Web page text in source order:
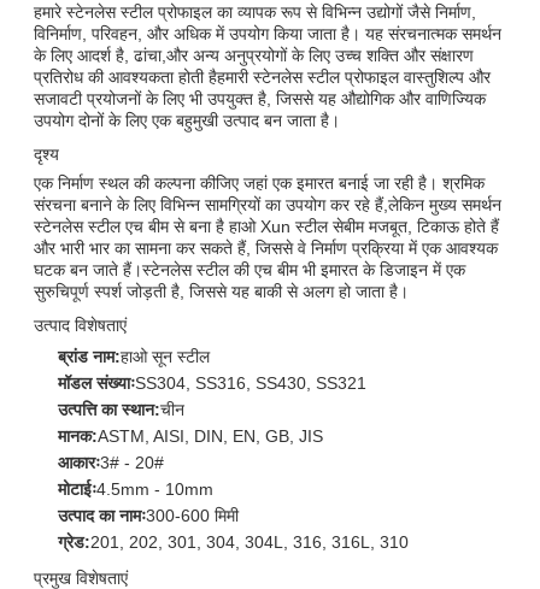
हमारे स्टेनलेस स्टील प्रोफाइल का व्यापक रूप से विभिन्न उद्योगों जैसे निर्माण,
विनिर्माण, परिवहन, और अधिक में उपयोग किया जाता है। यह संरचनात्मक समर्थन
के लिए आदर्श है, ढांचा,और अन्य अनुप्रयोगों के लिए उच्च शक्ति और संक्षारण
प्रतिरोध की आवश्यकता होती हैहमारी स्टेनलेस स्टील प्रोफाइल वास्तुशिल्प और
सजावटी प्रयोजनों के लिए भी उपयुक्त है, जिससे यह औद्योगिक और वाणिज्यिक
उपयोग दोनों के लिए एक बहुमुखी उत्पाद बन जाता है।
दृश्य
एक निर्माण स्थल की कल्पना कीजिए जहां एक इमारत बनाई जा रही है। श्रमिक
संरचना बनाने के लिए विभिन्न सामग्रियों का उपयोग कर रहे हैं,लेकिन मुख्य समर्थन
स्टेनलेस स्टील एच बीम से बना है हाओ Xun स्टील सेबीम मजबूत, टिकाऊ होते हैं
और भारी भार का सामना कर सकते हैं, जिससे वे निर्माण प्रक्रिया में एक आवश्यक
घटक बन जाते हैं।स्टेनलेस स्टील की एच बीम भी इमारत के डिजाइन में एक
सुरुचिपूर्ण स्पर्श जोड़ती है, जिससे यह बाकी से अलग हो जाता है।
उत्पाद विशेषताएं
ब्रांड नाम:हाओ सून स्टील
मॉडल संख्याःSS304, SS316, SS430, SS321
उत्पत्ति का स्थान:चीन
मानक:ASTM, AISI, DIN, EN, GB, JIS
आकारः3# - 20#
मोटाईः4.5mm - 10mm
उत्पाद का नामः300-600 मिमी
ग्रेड:201, 202, 301, 304, 304L, 316, 316L, 310
प्रमुख विशेषताएं